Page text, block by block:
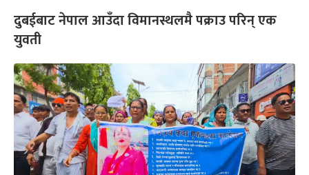
दुबईबाट नेपाल आउँदा विमानस्थलमै पक्राउ परिन् एक
युवती